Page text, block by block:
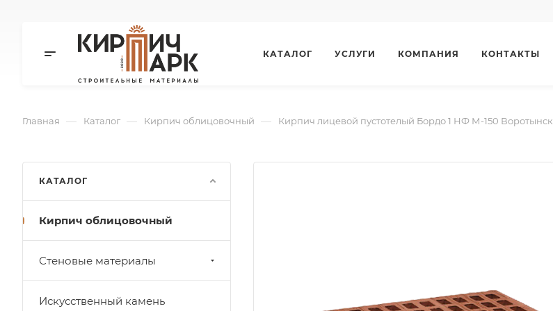
КАТАЛОГ УСЛУГИ КОМПАНИЯ КОНТАКТЫ
Главная — Каталог — Кирпич облицовочный — Кирпич лицевой пустотелый Бордо 1 НФ М-150 Воротынск
КАТАЛОГ
Кирпич облицовочный
Стеновые материалы
Искусственный камень